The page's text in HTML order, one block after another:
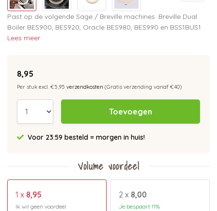
Past op de volgende Sage / Breville machines: Breville Dual
Boiler BES900, BES920, Oracle BES980, BES990 en BSS1BUS1
Lees meer
8,95
Per stuk excl. €5,95 verzendkosten (Gratis verzending vanaf €40)
Toevoegen
Voor 23:59 besteld = morgen in huis!
Volume voordeel
1 x 8,95
Ik wil geen voordeel
2 x 8,00
Je bespaart 11%